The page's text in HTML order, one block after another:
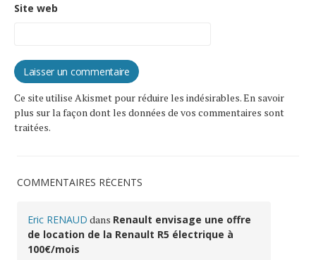
Site web
Ce site utilise Akismet pour réduire les indésirables.En savoir
plus sur la façon dont les données de vos commentaires sont
traitées.
COMMENTAIRES RÉCENTS
Eric RENAUD dans Renault envisage une offre
de location de la Renault R5 électrique à
100€/mois